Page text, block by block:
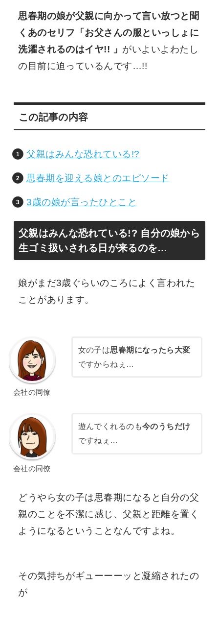
思春期の娘が父親に向かって言い放つと聞
くあのセリフ「お父さんの服といっしょに
洗濯されるのはイヤ!! 」 がいよいよわたし
の目前に迫っているんです…!!
この記事の内容
父親はみんな恐れている!?
思春期を迎える娘とのエピソード
3歳の娘が言ったひとこと
父親はみんな恐れている!? 自分の娘から
生ゴミ扱いされる日が来るのを…
娘がまだ3歳ぐらいのころによく言われた
ことがあります。
会社の同僚
女の子は思春期になったら大変
ですからねぇ…
会社の同僚
遊んでくれるのも今のうちだけ
ですねぇ…
どうやら女の子は思春期になると自分の父
親のことを不潔に感じ、父親と距離を置く
ようになるということなんですよね。
その気持ちがギューーーッと凝縮されたの
が